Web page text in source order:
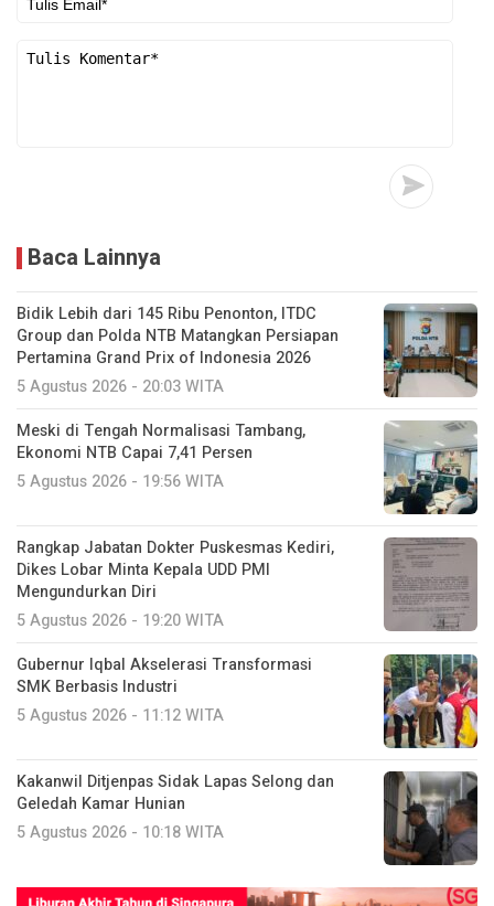
Baca Lainnya
Bidik Lebih dari 145 Ribu Penonton, ITDC
Group dan Polda NTB Matangkan Persiapan
Pertamina Grand Prix of Indonesia 2026
5 Agustus 2026 - 20:03 WITA
Meski di Tengah Normalisasi Tambang,
Ekonomi NTB Capai 7,41 Persen
5 Agustus 2026 - 19:56 WITA
Rangkap Jabatan Dokter Puskesmas Kediri,
Dikes Lobar Minta Kepala UDD PMI
Mengundurkan Diri
5 Agustus 2026 - 19:20 WITA
Gubernur Iqbal Akselerasi Transformasi
SMK Berbasis Industri
5 Agustus 2026 - 11:12 WITA
Kakanwil Ditjenpas Sidak Lapas Selong dan
Geledah Kamar Hunian
5 Agustus 2026 - 10:18 WITA